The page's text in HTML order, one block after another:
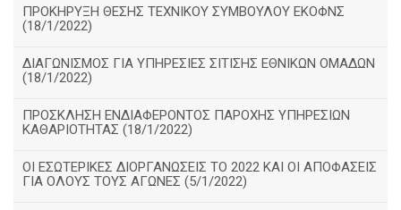
ΠΡΟΚΗΡΥΞΗ ΘΕΣΗΣ ΤΕΧΝΙΚΟΥ ΣΥΜΒΟΥΛΟΥ ΕΚΟΦΝΣ
(18/1/2022)
ΔΙΑΓΩΝΙΣΜΟΣ ΓΙΑ ΥΠΗΡΕΣΙΕΣ ΣΙΤΙΣΗΣ ΕΘΝΙΚΩΝ ΟΜΑΔΩΝ
(18/1/2022)
ΠΡΟΣΚΛΗΣΗ ΕΝΔΙΑΦΕΡΟΝΤΟΣ ΠΑΡΟΧΗΣ ΥΠΗΡΕΣΙΩΝ
ΚΑΘΑΡΙΟΤΗΤΑΣ (18/1/2022)
ΟΙ ΕΣΩΤΕΡΙΚΕΣ ΔΙΟΡΓΑΝΩΣΕΙΣ ΤΟ 2022 ΚΑΙ ΟΙ ΑΠΟΦΑΣΕΙΣ
ΓΙΑ ΟΛΟΥΣ ΤΟΥΣ ΑΓΩΝΕΣ (5/1/2022)